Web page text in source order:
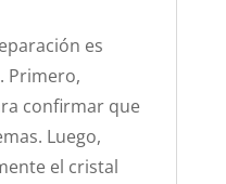
es
Primero,
confirmar que
Luego,
el cristal